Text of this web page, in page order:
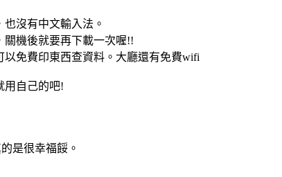
沒有中文輸入法。
關機後就要再下載一次喔!!
免費印東西查資料。大廳還有免費wifi
用自己的吧!
是很幸福餒。